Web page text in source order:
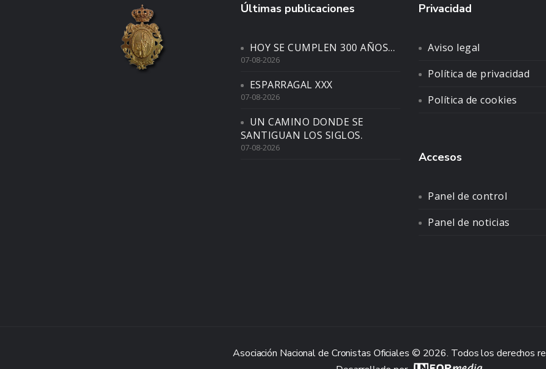
Últimas publicaciones
HOY SE CUMPLEN 300 AÑOS…
07-08-2026
ESPARRAGAL XXX
07-08-2026
UN CAMINO DONDE SE
SANTIGUAN LOS SIGLOS.
07-08-2026
Privacidad
Aviso legal
Política de privacidad
Política de cookies
Accesos
Panel de control
Panel de noticias
Asociación Nacional de Cronistas Oficiales © 2026. Todos los derechos